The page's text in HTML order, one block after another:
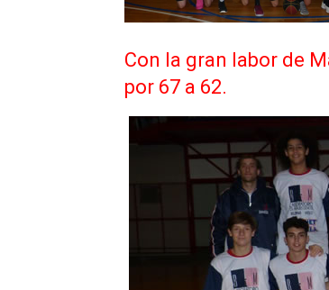
Con la gran labor de
por 67 a 62.